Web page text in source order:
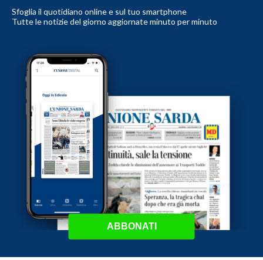
Sfoglia il quotidiano online e sul tuo smartphone
Tutte le notizie del giorno aggiornate minuto per minuto
ABBONATI